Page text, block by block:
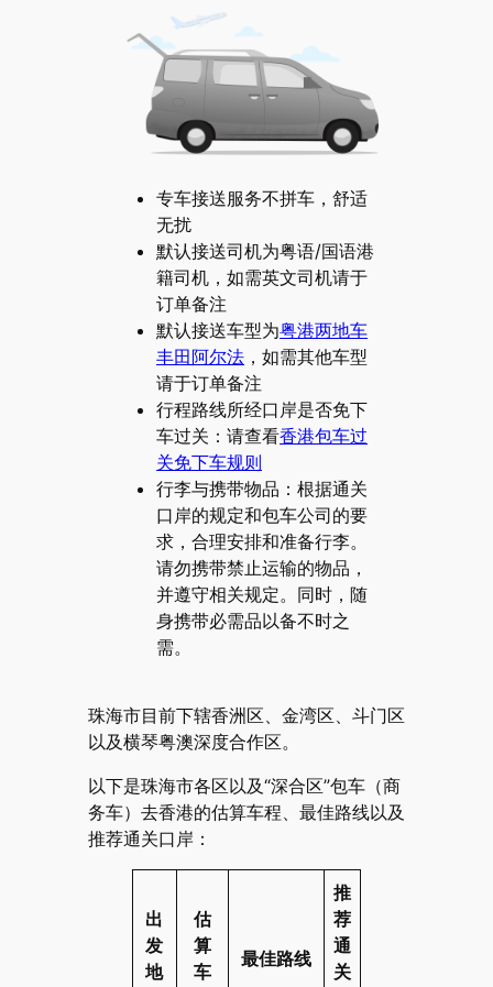
专车接送服务不拼车，舒适
无扰
默认接送司机为粤语/国语港
籍司机，如需英文司机请于
订单备注
默认接送车型为粤港两地车
丰田阿尔法 ，如需其他车型
请于订单备注
行程路线所经口岸是否免下
车过关：请查看香港包车过
关免下车规则
行李与携带物品：根据通关
口岸的规定和包车公司的要
求，合理安排和准备行李。
请勿携带禁止运输的物品，
并遵守相关规定。同时，随
身携带必需品以备不时之
需。
珠海市目前下辖香洲区、金湾区、斗门区
以及横琴粤澳深度合作区。
以下是珠海市各区以及“深合区”包车（商
务车）去香港的估算车程、最佳路线以及
推荐通关口岸：
出
发
地
估
算
车
最佳路线
推
荐
通
关